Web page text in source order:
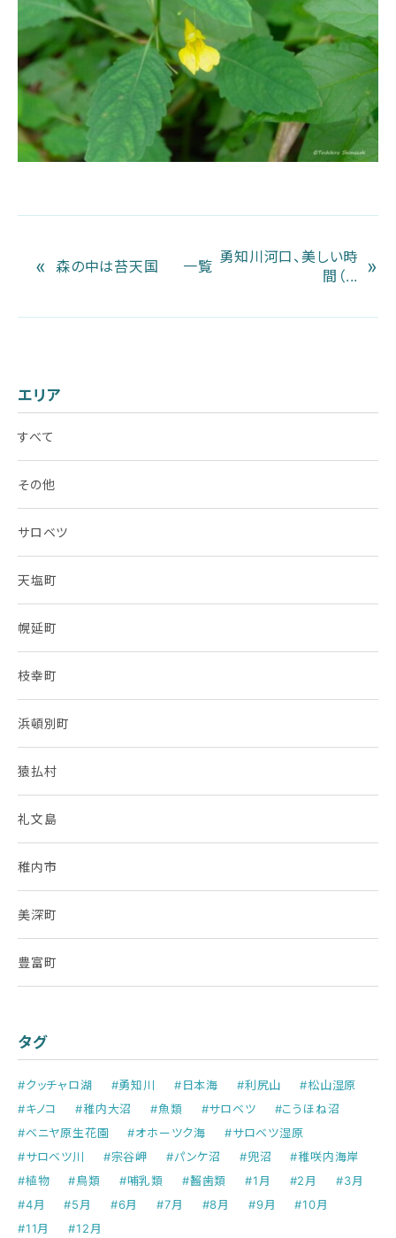
« 森の中は苔天国 一覧
勇知川河口、美しい時
間（...
»
エリア
すべて
その他
サロベツ
天塩町
幌延町
枝幸町
浜頓別町
猿払村
礼文島
稚内市
美深町
豊富町
タグ
#クッチャロ湖 #勇知川 #日本海 #利尻山
#松山湿原
#キノコ
#稚内大沼 #魚類 #サロベツ
#こうほね沼
#ベニヤ原生花園
#オホーツク海
#サロベツ湿原
#サロベツ川
#宗谷岬 #パンケ沼 #兜沼
#稚咲内海岸
#植物
#鳥類 #哺乳類 #齧歯類 #1月 #2月
#3月
#4月
#5月 #6月 #7月 #8月 #9月
#10月
#11月
#12月